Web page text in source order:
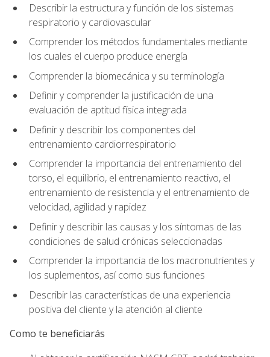
Describir la estructura y función de los sistemas
respiratorio y cardiovascular
Comprender los métodos fundamentales mediante
los cuales el cuerpo produce energía
Comprender la biomecánica y su terminología
Definir y comprender la justificación de una
evaluación de aptitud física integrada
Definir y describir los componentes del
entrenamiento cardiorrespiratorio
Comprender la importancia del entrenamiento del
torso, el equilibrio, el entrenamiento reactivo, el
entrenamiento de resistencia y el entrenamiento de
velocidad, agilidad y rapidez
Definir y describir las causas y los síntomas de las
condiciones de salud crónicas seleccionadas
Comprender la importancia de los macronutrientes y
los suplementos, así como sus funciones
Describir las características de una experiencia
positiva del cliente y la atención al cliente
Como te beneficiarás